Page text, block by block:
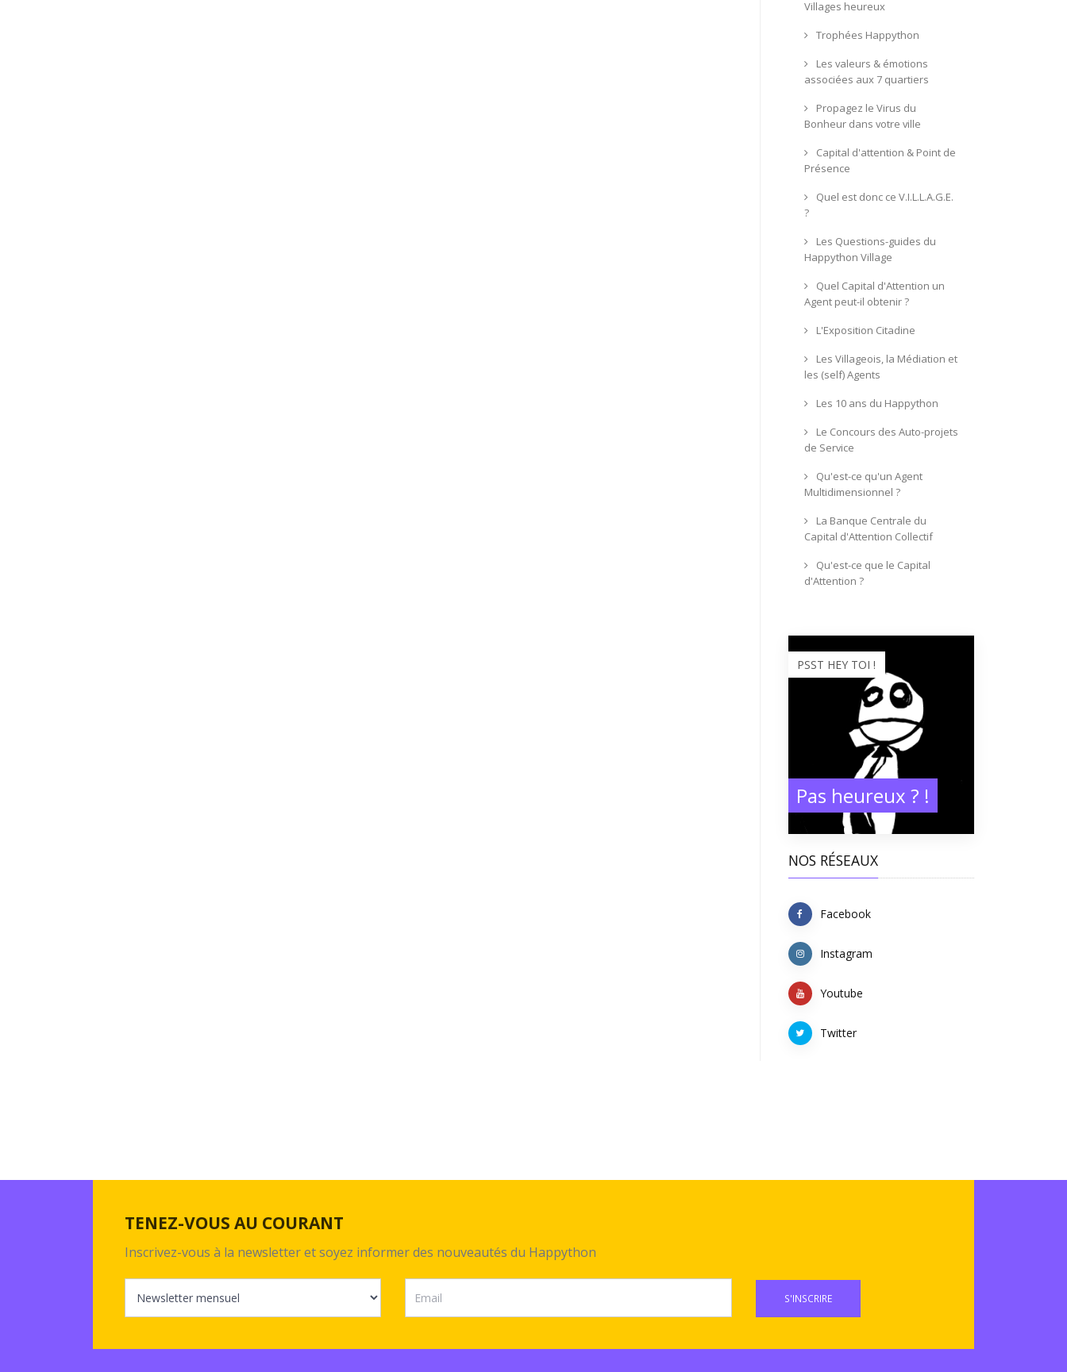
Villages heureux
Trophées Happython
Les valeurs & émotions
associées aux 7 quartiers
Propagez le Virus du
Bonheur dans votre ville
Capital d'attention & Point de
Présence
Quel est donc ce V.I.L.L.A.G.E.
?
Les Questions-guides du
Happython Village
Quel Capital d'Attention un
Agent peut-il obtenir ?
L'Exposition Citadine
Les Villageois, la Médiation et
les (self) Agents
Les 10 ans du Happython
Le Concours des Auto-projets
de Service
Qu'est-ce qu'un Agent
Multidimensionnel ?
La Banque Centrale du
Capital d'Attention Collectif
Qu'est-ce que le Capital
d'Attention ?
PSST HEY TOI !
Pas heureux ? !
NOS RÉSEAUX
Facebook
Instagram
Youtube
Twitter
TENEZ-VOUS AU COURANT
Inscrivez-vous à la newsletter et soyez informer des nouveautés du Happython
S'INSCRIRE